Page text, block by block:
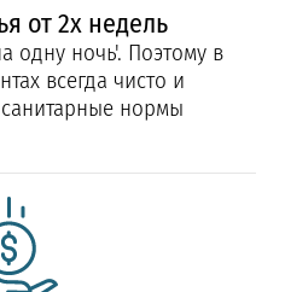
от 2х недель
одну ночь'. Поэтому в
всегда чисто и
нормы